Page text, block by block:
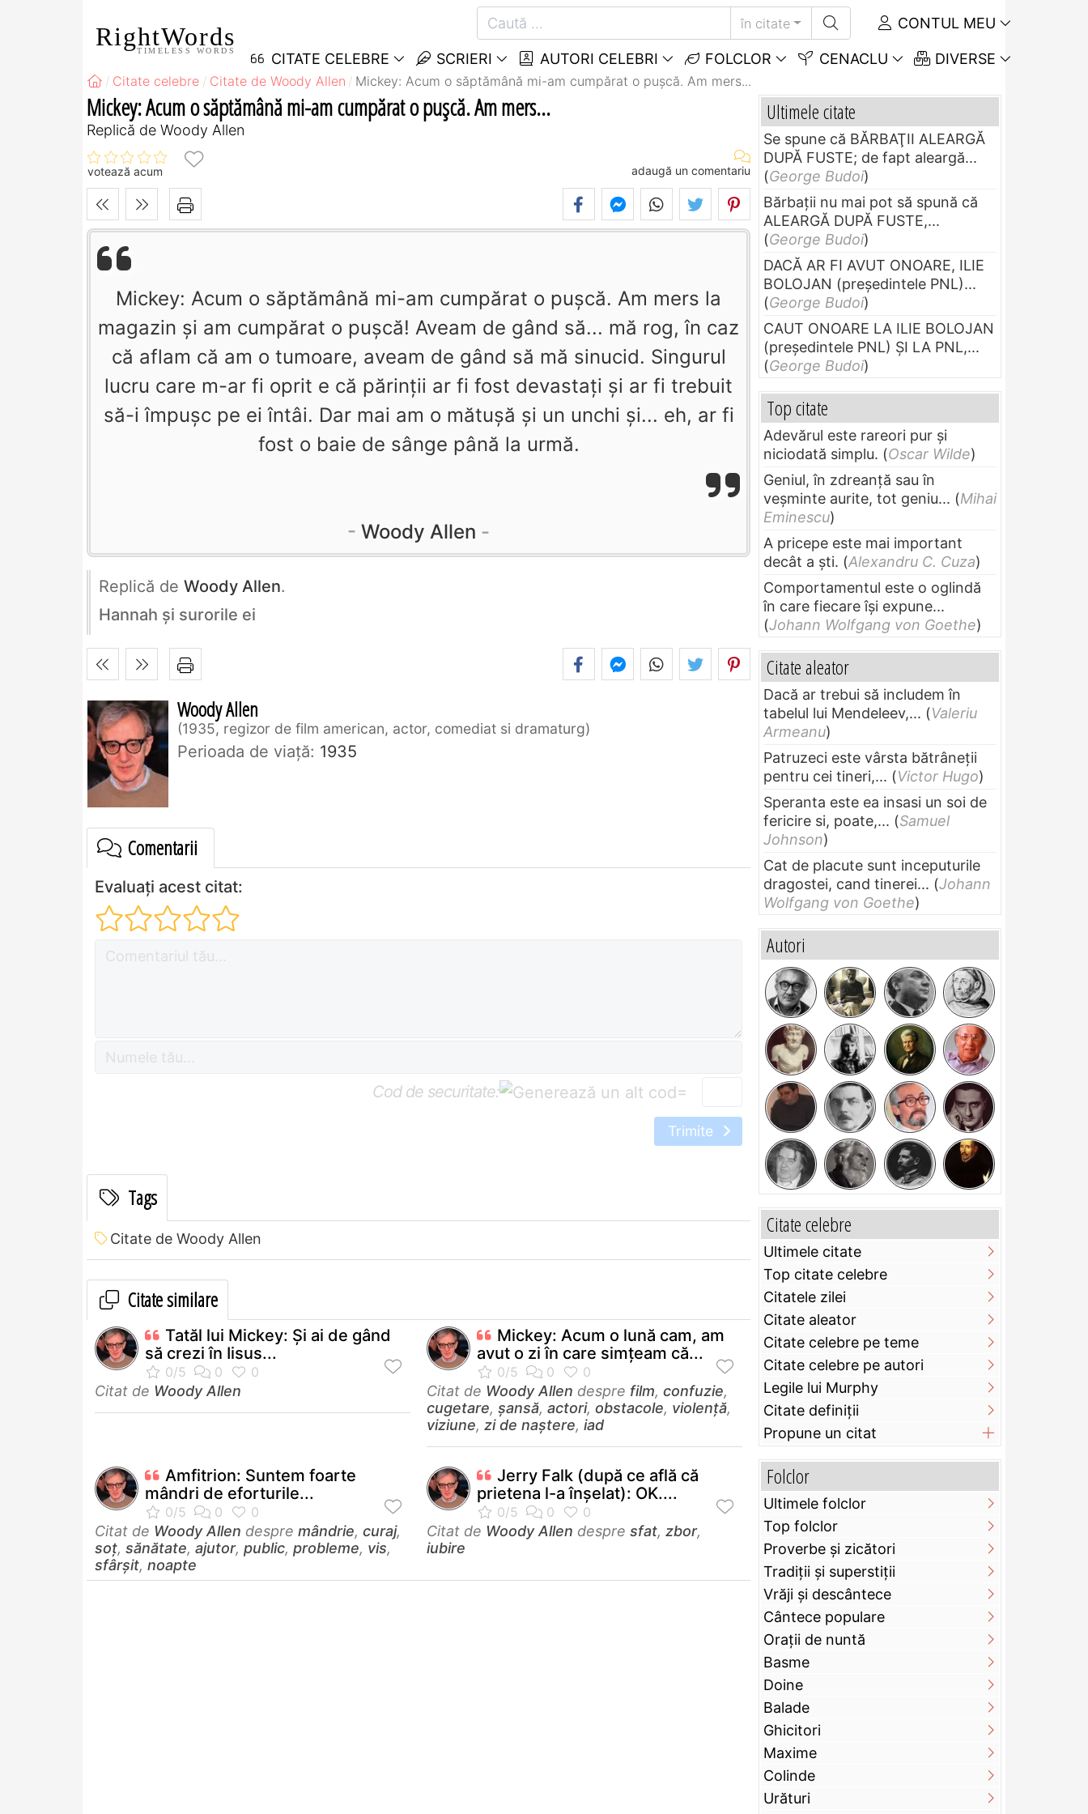
RightWords
TIMELESS WORDS
în citate CONTUL MEU
CITATE CELEBRE SCRIERI AUTORI CELEBRI FOLCLOR CENACLU DIVERSE
Citate celebre Citate de Woody Allen Mickey: Acum o săptămână mi-am cumpărat o puşcă. Am mers...
Mickey: Acum o săptămână mi-am cumpărat o puşcă. Am mers...
Replică de Woody Allen
votează acum adaugă un comentariu
Mickey: Acum o săptămână mi-am cumpărat o puşcă. Am mers la
magazin şi am cumpărat o puşcă! Aveam de gând să... mă rog, în caz
că aflam că am o tumoare, aveam de gând să mă sinucid. Singurul
lucru care m-ar fi oprit e că părinţii ar fi fost devastaţi şi ar fi trebuit
să-i împuşc pe ei întâi. Dar mai am o mătuşă şi un unchi şi... eh, ar fi
fost o baie de sânge până la urmă.
Woody Allen
Replică de Woody Allen.
Hannah şi surorile ei
Woody Allen
1935, regizor de film american, actor, comediat si dramaturg
Perioada de viaţă: 1935
Comentarii
Evaluați acest citat:
Cod de securitate: =
Trimite
Tags
Citate de Woody Allen
Citate similare
Tatăl lui Mickey: Şi ai de gând
să crezi în Iisus...
Citat de Woody Allen
Mickey: Acum o lună cam, am
avut o zi în care simţeam că...
Citat de Woody Allen despre film, confuzie,
cugetare, șansă, actori, obstacole, violență,
viziune, zi de naștere, iad
Amfitrion: Suntem foarte
mândri de eforturile...
Citat de Woody Allen despre mândrie, curaj,
soț, sănătate, ajutor, public, probleme, vis,
sfârșit, noapte
Jerry Falk (după ce află că
prietena l-a înşelat): OK....
Citat de Woody Allen despre sfat, zbor,
iubire
Ultimele citate
Se spune că BĂRBAŢII ALEARGĂ
DUPĂ FUSTE; de fapt aleargă...
(George Budoi)
Bărbaţii nu mai pot să spună că
ALEARGĂ DUPĂ FUSTE,...
(George Budoi)
DACĂ AR FI AVUT ONOARE, ILIE
BOLOJAN (preşedintele PNL)...
(George Budoi)
CAUT ONOARE LA ILIE BOLOJAN
(preşedintele PNL) ŞI LA PNL,...
(George Budoi)
Top citate
Adevărul este rareori pur și
niciodată simplu. (Oscar Wilde)
Geniul, în zdreanţă sau în
veşminte aurite, tot geniu... (Mihai
Eminescu)
A pricepe este mai important
decât a ști. (Alexandru C. Cuza)
Comportamentul este o oglindă
în care fiecare își expune...
(Johann Wolfgang von Goethe)
Citate aleator
Dacă ar trebui să includem în
tabelul lui Mendeleev,... (Valeriu
Armeanu)
Patruzeci este vârsta bătrâneții
pentru cei tineri,... (Victor Hugo)
Speranta este ea insasi un soi de
fericire si, poate,... (Samuel
Johnson)
Cat de placute sunt inceputurile
dragostei, cand tinerei... (Johann
Wolfgang von Goethe)
Autori
Citate celebre
Ultimele citate
Top citate celebre
Citatele zilei
Citate aleator
Citate celebre pe teme
Citate celebre pe autori
Legile lui Murphy
Citate definiţii
Propune un citat
Folclor
Ultimele folclor
Top folclor
Proverbe și zicători
Tradiții și superstiții
Vrăji și descântece
Cântece populare
Orații de nuntă
Basme
Doine
Balade
Ghicitori
Maxime
Colinde
Urături